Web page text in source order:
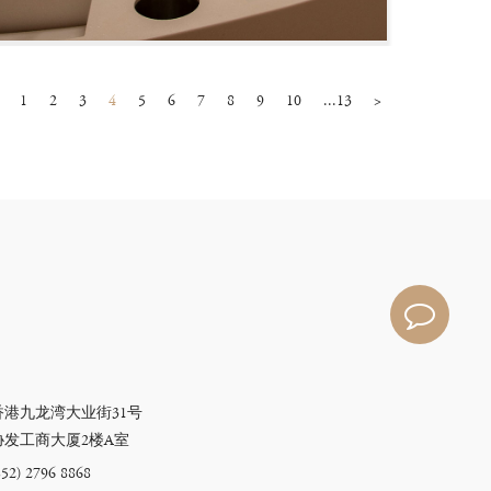
1 2 3 4 5 6 7 8 9 10 ...13 >
港九龙湾大业街31号
发工商大厦2楼A室
2796 8868